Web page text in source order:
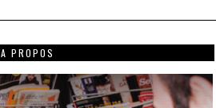
A PROPOS